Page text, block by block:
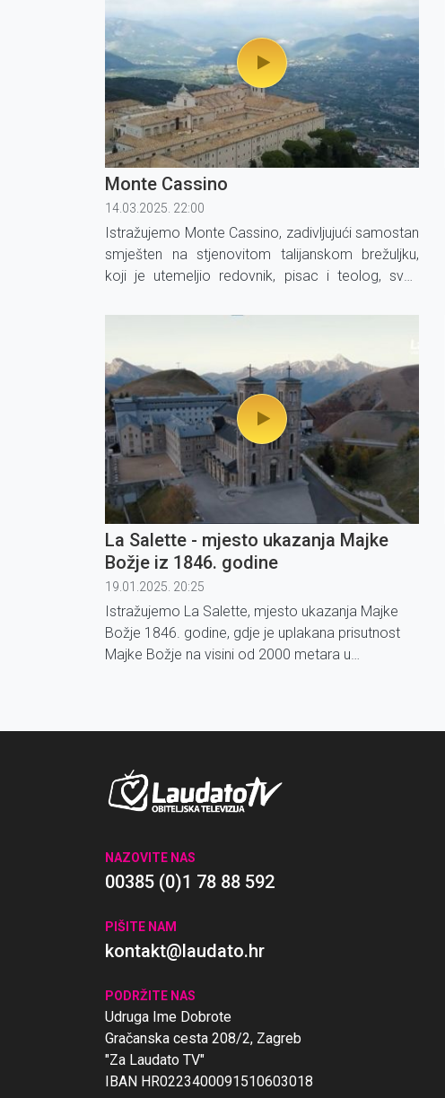
Monte Cassino
14.03.2025. 22:00
Istražujemo Monte Cassino, zadivljujući samostan
smješten na stjenovitom talijanskom brežuljku,
koji je utemeljio redovnik, pisac i teolog, sveti
La Salette - mjesto ukazanja Majke
Božje iz 1846. godine
19.01.2025. 20:25
Istražujemo La Salette, mjesto ukazanja Majke
Božje 1846. godine, gdje je uplakana prisutnost
Majke Božje na visini od 2000 metara u
NAZOVITE NAS
00385 (0)1 78 88 592
PIŠITE NAM
kontakt@laudato.hr
PODRŽITE NAS
Udruga Ime Dobrote
Gračanska cesta 208/2, Zagreb
"Za Laudato TV"
IBAN HR0223400091510603018